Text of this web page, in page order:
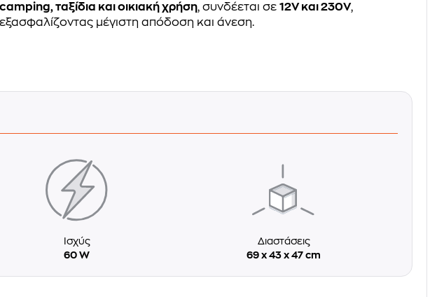
camping, ταξίδια και οικιακή χρήση, συνδέεται σε12V και 230V,
εξασφαλίζοντας μέγιστη απόδοση και άνεση.
Ισχύς
60 W
Διαστάσεις
69 x 43 x 47 cm